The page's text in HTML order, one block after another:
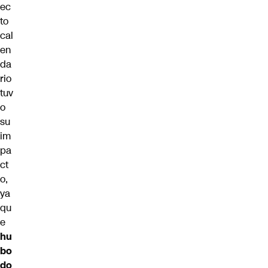
ec
to
cal
en
da
rio
tuv
o
su
im
pa
ct
o,
ya
qu
e
hu
bo
do